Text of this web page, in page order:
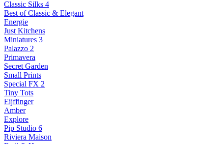
Classic Silks 4
Best of Classic & Elegant
Energie
Just Kitchens
Miniatures 3
Palazzo 2
Primavera
Secret Garden
Small Prints
Special FX 2
Tiny Tots
Eijffinger
Amber
Explore
Pip Studio 6
Riviera Maison